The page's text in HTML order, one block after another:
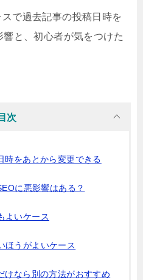
で過去記事の投稿日時を
と、初心者が気をつけた
目次
時をあとから変更できる
に悪影響はある？
よいケース
ほうがよいケース
けなら別の方法がおすすめ